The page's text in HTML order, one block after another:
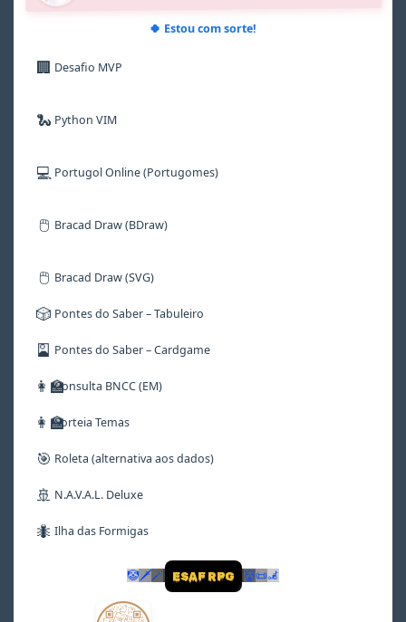
9
9 9
9 9
🍀 Estou com sorte!
🏢 Desafio MVP
🐍 Python VIM
💻 Portugol Online (Portugomes)
🖱️ Bracad Draw (BDraw)
🖱️ Bracad Draw (SVG)
🎲 Pontes do Saber – Tabuleiro
🎴 Pontes do Saber – Cardgame
👩‍🏫Consulta BNCC (EM)
👩‍🏫Sorteia Temas
🎯 Roleta (alternativa aos dados)
🚢 N.A.V.A.L. Deluxe
🐜 Ilha das Formigas
🤡 🗡🪄 ESAF RPG 👹📜🦼